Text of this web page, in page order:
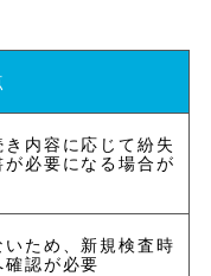
内容に応じて紛失
必要になる場合が
ため、新規検査時
確認が必要